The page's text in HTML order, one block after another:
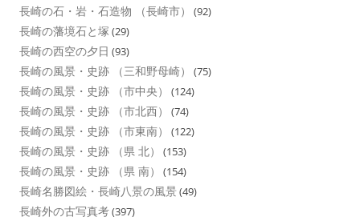
長崎の石・岩・石造物 （長崎市） (92)
長崎の藩境石と塚 (29)
長崎の西空の夕日 (93)
長崎の風景・史跡 （三和野母崎） (75)
長崎の風景・史跡 （市中央） (124)
長崎の風景・史跡 （市北西） (74)
長崎の風景・史跡 （市東南） (122)
長崎の風景・史跡 （県 北） (153)
長崎の風景・史跡 （県 南） (154)
長崎名勝図絵・長崎八景の風景 (49)
長崎外の古写真考(397)